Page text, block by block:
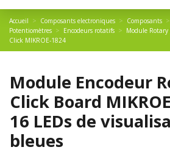
Accueil Composants electroniques
Composants
Potentiomètres
Encodeurs rotatifs
Module Rotary
Click MIKROE-1824
Module Encodeur
Click Board
16 LEDs de
bleues